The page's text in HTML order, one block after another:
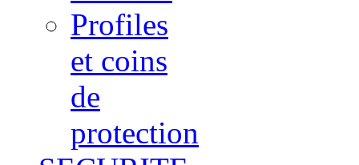
Profiles
et coins
de
protection